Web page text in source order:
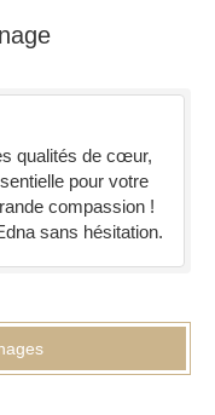
qualités de cœur,
pour votre
compassion !
sans hésitation.